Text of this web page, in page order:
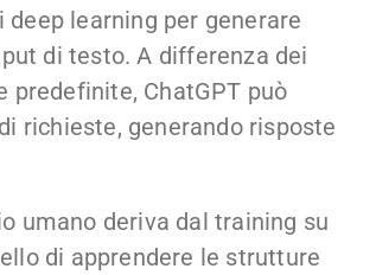
learning per generare
di testo. A differenza dei
predefinite, ChatGPT può
richieste, generando risposte
umano deriva dal training su
di apprendere le strutture